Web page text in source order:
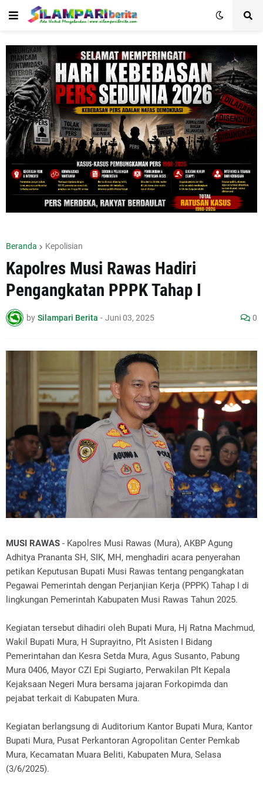
Beranda Kepolisian
Kapolres Musi Rawas Hadiri
Pengangkatan PPPK Tahap I
by Silampari Berita - Juni 03, 2025 0
MUSI RAWAS - Kapolres Musi Rawas (Mura), AKBP Agung
Adhitya Prananta SH, SIK, MH, menghadiri acara penyerahan
petikan Keputusan Bupati Musi Rawas tentang pengangkatan
Pegawai Pemerintah dengan Perjanjian Kerja (PPPK) Tahap I di
lingkungan Pemerintah Kabupaten Musi Rawas Tahun 2025.
Kegiatan tersebut dihadiri oleh Bupati Mura, Hj Ratna Machmud,
Wakil Bupati Mura, H Suprayitno, Plt Asisten I Bidang
Pemerintahan dan Kesra Setda Mura, Agus Susanto, Pabung
Mura 0406, Mayor CZI Epi Sugiarto, Perwakilan Plt Kepala
Kejaksaan Negeri Mura bersama jajaran Forkopimda dan
pejabat terkait di Kabupaten Mura.
Kegiatan berlangsung di Auditorium Kantor Bupati Mura, Kantor
Bupati Mura, Pusat Perkantoran Agropolitan Center Pemkab
Mura, Kecamatan Muara Beliti, Kabupaten Mura, Selasa
(3/6/2025).